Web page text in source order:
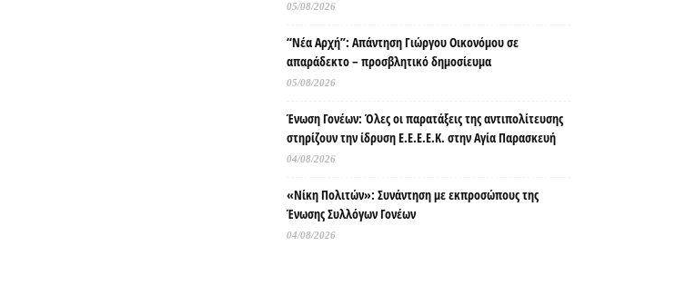
05/08/2026
“Νέα Αρχή”: Απάντηση Γιώργου Οικονόμου σε
απαράδεκτο – προσβλητικό δημοσίευμα
05/08/2026
Ένωση Γονέων: Όλες οι παρατάξεις της αντιπολίτευσης
στηρίζουν την ίδρυση Ε.Ε.Ε.Ε.Κ. στην Αγία Παρασκευή
04/08/2026
«Νίκη Πολιτών»: Συνάντηση με εκπροσώπους της
Ένωσης Συλλόγων Γονέων
04/08/2026